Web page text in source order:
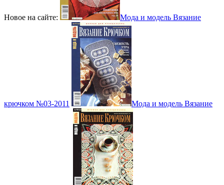
Новое на сайте: Мода и модель Вязание
крючком №03-2011 Мода и модель Вязание